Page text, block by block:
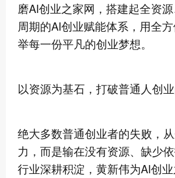
磨AI创业之家网，搭建起全资
周期的AI创业赋能体系，用全
举每一份平凡的创业梦想。
以资源为基石，打破普通人创
绝大多数普通创业者的失败，
力，而是输在没有资源、缺少
行业深耕积淀，黄新伟为AI创